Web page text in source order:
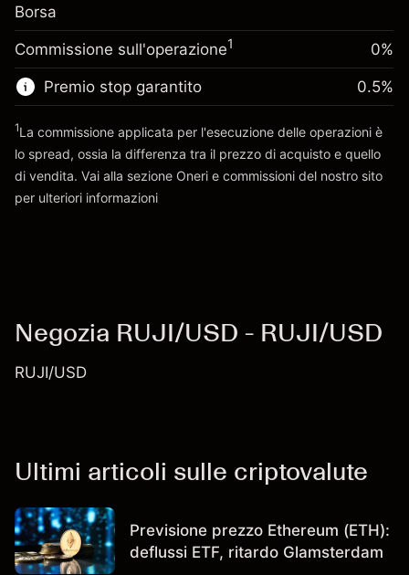
Dimensione dell'operazione a leva
Denaro da leva ~$1,000.00
Vai alla piattaforma
finanziamento overnight
Oneri per l'intero valore della
posizione
%
Dimensione dell'operazione a leva
Denaro da leva ~ $1,000.00
Vai alla piattaforma
Borsa
Commissione sull'operazione1 0%
Premio stop garantito 0.5%
1La commissione applicata per l'esecuzione delle operazioni è
lo spread, ossia la differenza tra il prezzo di acquisto e quello
di vendita. Vai alla sezione Oneri e commissioni del nostro sito
per ulteriori informazioni
Negozia RUJI/USD - RUJI/USD
RUJI/USD
Ultimi articoli sulle criptovalute
Previsione prezzo Ethereum (ETH):
deflussi ETF, ritardo Glamsterdam